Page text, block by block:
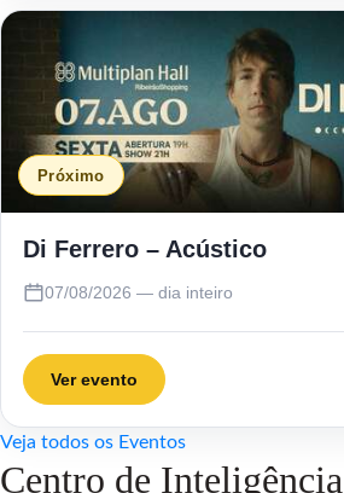
Próximo
Di Ferrero – Acústico
07/08/2026 — dia inteiro
Ver evento
Veja todos os Eventos
Centro de Inteligência